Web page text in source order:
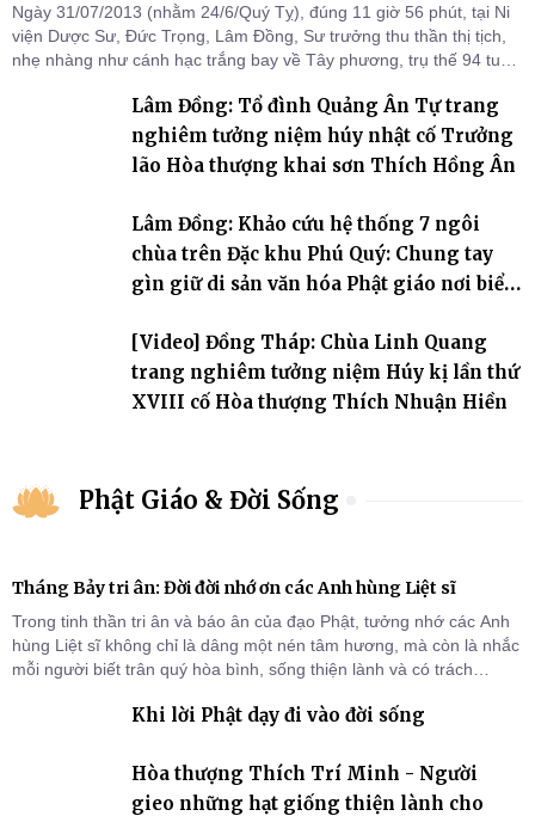
Ngày 31/07/2013 (nhằm 24/6/Quý Tỵ), đúng 11 giờ 56 phút, tại Ni
viện Dược Sư, Đức Trọng, Lâm Đồng, Sư trưởng thu thần thị tịch,
nhẹ nhàng như cánh hạc trắng bay về Tây phương, trụ thế 94 tuổi
Lâm Đồng: Tổ đình Quảng Ân Tự trang
nghiêm tưởng niệm húy nhật cố Trưởng
lão Hòa thượng khai sơn Thích Hồng Ân
Lâm Đồng: Khảo cứu hệ thống 7 ngôi
chùa trên Đặc khu Phú Quý: Chung tay
gìn giữ di sản văn hóa Phật giáo nơi biển
[Video] Đồng Tháp: Chùa Linh Quang
trang nghiêm tưởng niệm Húy kị lần thứ
XVIII cố Hòa thượng Thích Nhuận Hiền
Phật Giáo & Đời Sống
Tháng Bảy tri ân: Đời đời nhớ ơn các Anh hùng Liệt sĩ
Trong tinh thần tri ân và báo ân của đạo Phật, tưởng nhớ các Anh
hùng Liệt sĩ không chỉ là dâng một nén tâm hương, mà còn là nhắc
mỗi người biết trân quý hòa bình, sống thiện lành và có trách
Khi lời Phật dạy đi vào đời sống
Hòa thượng Thích Trí Minh - Người
gieo những hạt giống thiện lành cho